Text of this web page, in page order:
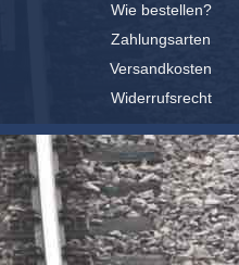
Wie bestellen?
Zahlungsarten
Versandkosten
Widerrufsrecht